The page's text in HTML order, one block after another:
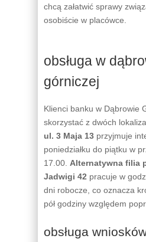
chcą załatwić sprawy
osobiście w placówce.
obsługa w
górniczej
Klienci banku w Dąbrowie
skorzystać z dwóch
ul. 3 Maja 13 przyjmuje
poniedziałku do piątku w
17.00. Alternatywna filia
Jadwigi 42 pracuje w
dni robocze, co oznacza
pół godziny względem
obsługa